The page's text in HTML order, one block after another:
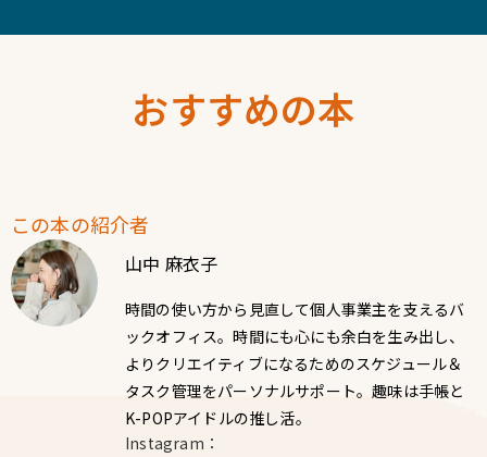
おすすめの本
この本の紹介者
山中 麻衣子
時間の使い方から見直して個人事業主を支えるバ
ックオフィス。時間にも心にも余白を生み出し、
よりクリエイティブになるためのスケジュール＆
タスク管理をパーソナルサポート。趣味は手帳と
K-POPアイドルの推し活。
Instagram：